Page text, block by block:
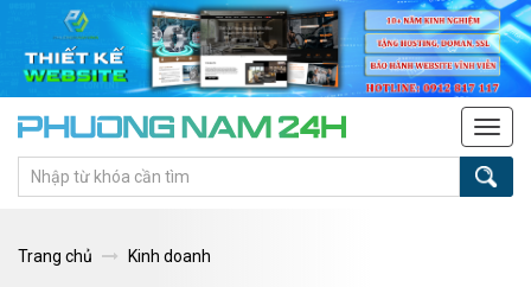
Trang chủ Kinh doanh